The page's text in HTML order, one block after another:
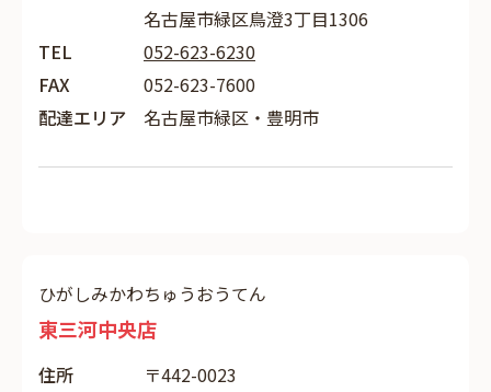
名古屋市緑区鳥澄3丁目1306
TEL
052-623-6230
FAX
052-623-7600
配達エリア
名古屋市緑区・豊明市
ひがしみかわちゅうおうてん
東三河中央店
住所
〒442-0023